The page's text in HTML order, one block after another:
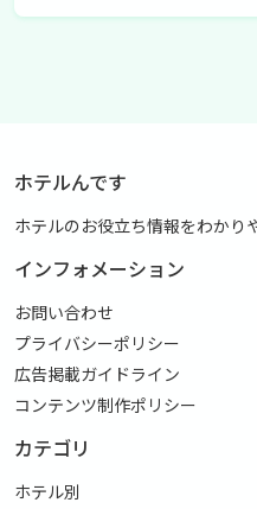
ホテルんです
ホテルのお役立ち情報をわかり
インフォメーション
お問い合わせ
プライバシーポリシー
広告掲載ガイドライン
コンテンツ制作ポリシー
カテゴリ
ホテル別